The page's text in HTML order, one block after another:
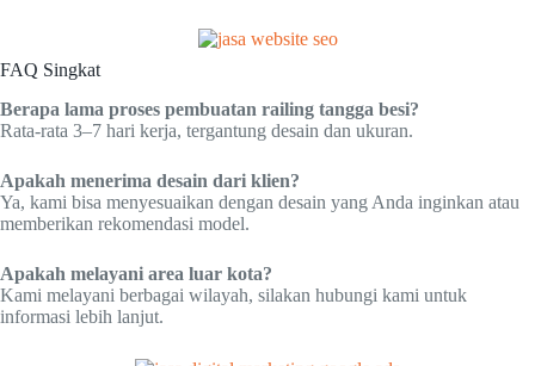
FAQ Singkat
Berapa lama proses pembuatan railing tangga besi?
Rata-rata 3–7 hari kerja, tergantung desain dan ukuran.
Apakah menerima desain dari klien?
Ya, kami bisa menyesuaikan dengan desain yang Anda inginkan atau
memberikan rekomendasi model.
Apakah melayani area luar kota?
Kami melayani berbagai wilayah, silakan hubungi kami untuk
informasi lebih lanjut.